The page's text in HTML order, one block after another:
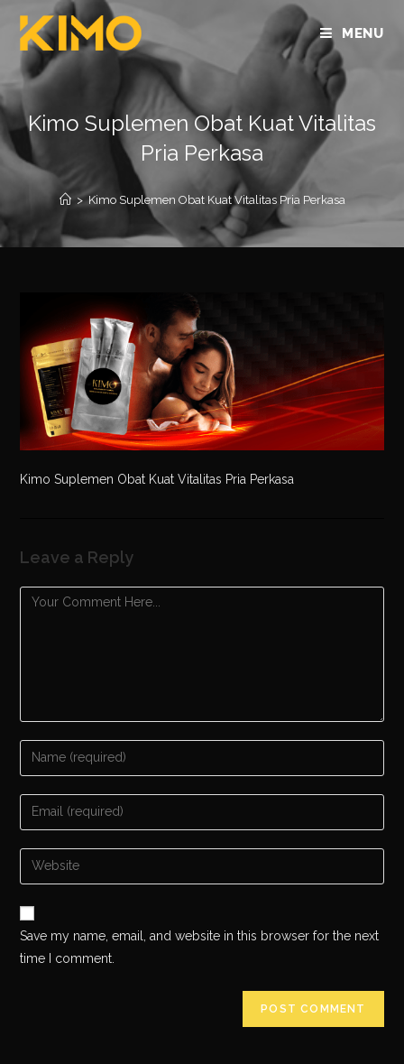
MENU
Kimo Suplemen Obat Kuat Vitalitas
Pria Perkasa
> Kimo Suplemen Obat Kuat Vitalitas Pria Perkasa
Kimo Suplemen Obat Kuat Vitalitas Pria Perkasa
Leave a Reply
Save my name, email, and website in this browser for the next
time I comment.